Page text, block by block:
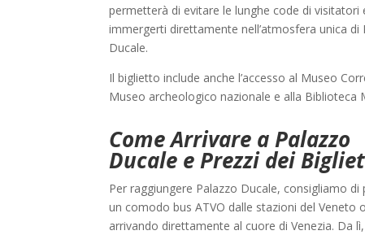
permetterà di evitare le lunghe code di visitatori
immergerti direttamente nell’atmosfera unica di
Ducale.
Il biglietto include anche l’accesso al Museo
Museo archeologico nazionale e alla Biblioteca
Come Arrivare a Palazzo
Ducale e Prezzi dei
Per raggiungere Palazzo Ducale, consigliamo di
un comodo bus ATVO dalle stazioni del Veneto
arrivando direttamente al cuore di Venezia. Da